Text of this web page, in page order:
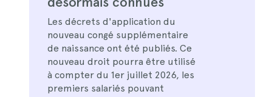
Les décrets d'application du
nouveau congé supplémentaire
de naissance ont été publiés. Ce
nouveau droit pourra être utilisé
à compter du 1er juillet 2026, les
premiers salariés pouvant